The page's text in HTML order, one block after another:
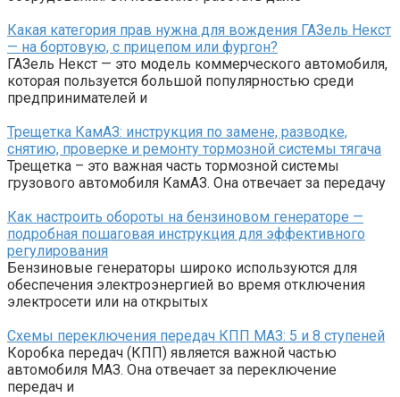
Какая категория прав нужна для вождения ГАЗель Некст
— на бортовую, с прицепом или фургон?
ГАЗель Некст — это модель коммерческого автомобиля,
которая пользуется большой популярностью среди
предпринимателей и
Трещетка КамАЗ: инструкция по замене, разводке,
снятию, проверке и ремонту тормозной системы тягача
Трещетка – это важная часть тормозной системы
грузового автомобиля КамАЗ. Она отвечает за передачу
Как настроить обороты на бензиновом генераторе —
подробная пошаговая инструкция для эффективного
регулирования
Бензиновые генераторы широко используются для
обеспечения электроэнергией во время отключения
электросети или на открытых
Схемы переключения передач КПП МАЗ: 5 и 8 ступеней
Коробка передач (КПП) является важной частью
автомобиля МАЗ. Она отвечает за переключение
передач и